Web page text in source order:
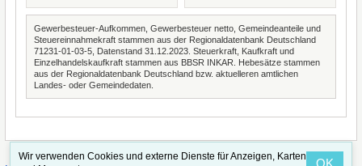
Gewerbesteuer-Aufkommen, Gewerbesteuer netto, Gemeindeanteile und
Steuereinnahmekraft stammen aus der Regionaldatenbank Deutschland
71231-01-03-5, Datenstand 31.12.2023. Steuerkraft, Kaufkraft und
Einzelhandelskaufkraft stammen aus BBSR INKAR. Hebesätze stammen
aus der Regionaldatenbank Deutschland bzw. aktuelleren amtlichen
Landes- oder Gemeindedaten.
Wir verwenden Cookies und externe Dienste für Anzeigen, Karten
OK